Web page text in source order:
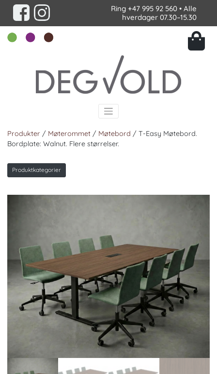
Ring +47 995 92 560 • Alle
hverdager 07.30–15.30
Produkter / Møterommet / Møtebord / T-Easy Møtebord.
Bordplate: Walnut. Flere størrelser.
Produktkategorier